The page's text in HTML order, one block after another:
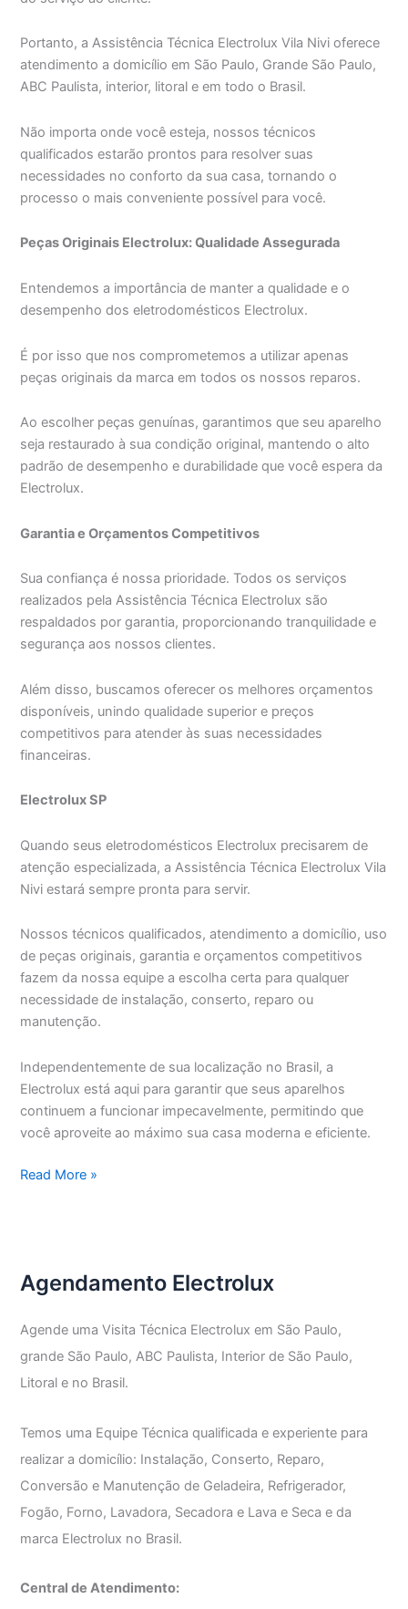
Portanto, a Assistência Técnica Electrolux Vila Nivi oferece
atendimento a domicílio em São Paulo, Grande São Paulo,
ABC Paulista, interior, litoral e em todo o Brasil.
Não importa onde você esteja, nossos técnicos
qualificados estarão prontos para resolver suas
necessidades no conforto da sua casa, tornando o
processo o mais conveniente possível para você.
Peças Originais Electrolux: Qualidade Assegurada
Entendemos a importância de manter a qualidade e o
desempenho dos eletrodomésticos Electrolux.
É por isso que nos comprometemos a utilizar apenas
peças originais da marca em todos os nossos reparos.
Ao escolher peças genuínas, garantimos que seu aparelho
seja restaurado à sua condição original, mantendo o alto
padrão de desempenho e durabilidade que você espera da
Electrolux.
Garantia e Orçamentos Competitivos
Sua confiança é nossa prioridade. Todos os serviços
realizados pela Assistência Técnica Electrolux são
respaldados por garantia, proporcionando tranquilidade e
segurança aos nossos clientes.
Além disso, buscamos oferecer os melhores orçamentos
disponíveis, unindo qualidade superior e preços
competitivos para atender às suas necessidades
financeiras.
Electrolux SP
Quando seus eletrodomésticos Electrolux precisarem de
atenção especializada, a Assistência Técnica Electrolux Vila
Nivi estará sempre pronta para servir.
Nossos técnicos qualificados, atendimento a domicílio, uso
de peças originais, garantia e orçamentos competitivos
fazem da nossa equipe a escolha certa para qualquer
necessidade de instalação, conserto, reparo ou
manutenção.
Independentemente de sua localização no Brasil, a
Electrolux está aqui para garantir que seus aparelhos
continuem a funcionar impecavelmente, permitindo que
você aproveite ao máximo sua casa moderna e eficiente.
Assistência
Read More »
Agendamento Electrolux
Agende uma Visita Técnica Electrolux em São Paulo,
grande São Paulo, ABC Paulista, Interior de São Paulo,
Litoral e no Brasil.
Temos uma Equipe Técnica qualificada e experiente para
realizar a domicílio: Instalação, Conserto, Reparo,
Conversão e Manutenção de Geladeira, Refrigerador,
Fogão, Forno, Lavadora, Secadora e Lava e Seca e da
marca Electrolux no Brasil.
Central de Atendimento: